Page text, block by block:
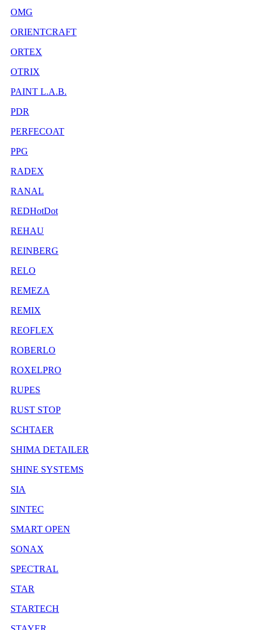
OMG
ORIENTCRAFT
ORTEX
OTRIX
PAINT L.A.B.
PDR
PERFECOAT
PPG
RADEX
RANAL
REDHotDot
REHAU
REINBERG
RELO
REMEZA
REMIX
REOFLEX
ROBERLO
ROXELPRO
RUPES
RUST STOP
SCHTAER
SHIMA DETAILER
SHINE SYSTEMS
SIA
SINTEC
SMART OPEN
SONAX
SPECTRAL
STAR
STARTECH